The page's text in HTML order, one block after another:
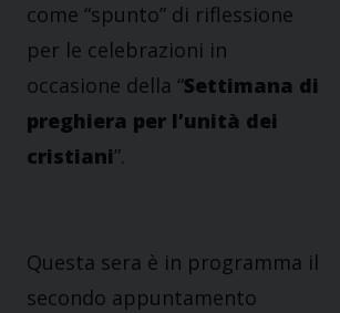
come “spunto” di riflessione
per le celebrazioni in
occasione della “Settimana di
preghiera per l’unità dei
cristiani”.
Questa sera è in programma il
secondo appuntamento